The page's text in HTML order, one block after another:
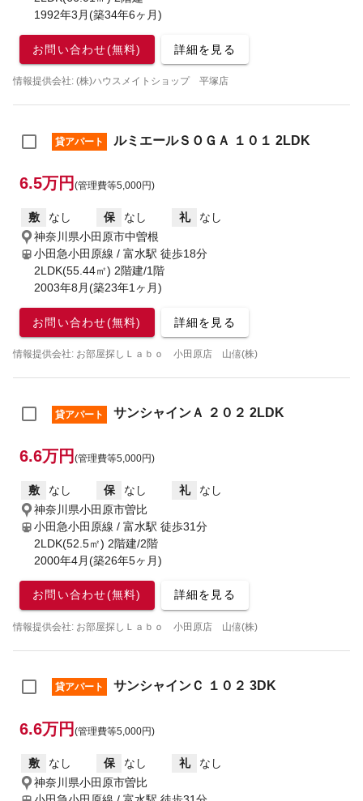
1992年3月(築34年6ヶ月)
お問い合わせ(無料) 詳細を見る
情報提供会社: (株)ハウスメイトショップ 平塚店
貸アパート ルミエールＳＯＧＡ １０１ 2LDK
6.5万円 (管理費等5,000円)
敷 なし 保 なし 礼
なし
神奈川県小田原市中曽根
小田急小田原線 / 富水駅 徒歩18分
2LDK(55.44㎡) 2階建/1階
2003年8月(築23年1ヶ月)
お問い合わせ(無料) 詳細を見る
情報提供会社: お部屋探しＬａｂｏ 小田原店 山僖(株)
貸アパート サンシャインＡ ２０２ 2LDK
6.6万円 (管理費等5,000円)
敷 なし 保 なし 礼
なし
神奈川県小田原市曽比
小田急小田原線 / 富水駅 徒歩31分
2LDK(52.5㎡) 2階建/2階
2000年4月(築26年5ヶ月)
お問い合わせ(無料) 詳細を見る
情報提供会社: お部屋探しＬａｂｏ 小田原店 山僖(株)
貸アパート サンシャインＣ １０２ 3DK
6.6万円 (管理費等5,000円)
敷 なし 保 なし 礼
なし
神奈川県小田原市曽比